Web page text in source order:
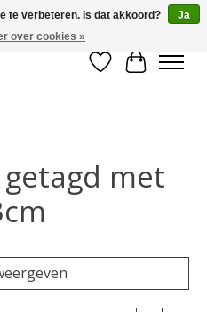
Verlanglijst
met
te verbeteren. Is dat akkoord?
Ja
over cookies »